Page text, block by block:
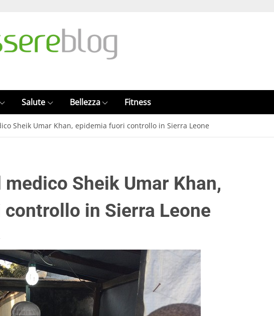
Salute Bellezza Fitness
Sheik Umar Khan, epidemia fuori controllo in Sierra Leone
Sheik Umar Khan,
in Sierra Leone